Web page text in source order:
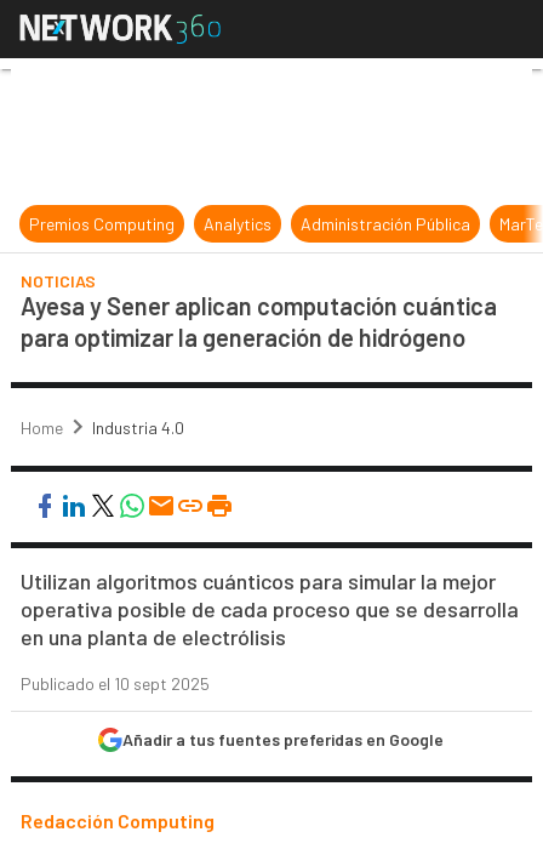
Ayesa y Sener aplican
Premios Computing Analytics Administración Pública
NOTICIAS
Ayesa y Sener aplican computación cuántica
para optimizar la generación de hidrógeno
Home Industria 4.0
Utilizan algoritmos cuánticos para simular la mejor
operativa posible de cada proceso que se desarrolla
en una planta de electrólisis
Publicado el 10 sept 2025
Añadir a tus fuentes preferidas en Google
Redacción Computing